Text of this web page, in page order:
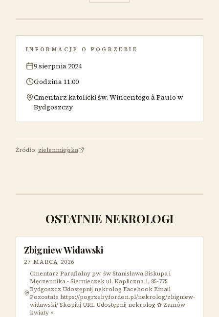
INFORMACJE O POGRZEBIE
9 sierpnia 2024
Godzina 11:00
Cmentarz katolicki św. Wincentego à Paulo w
Bydgoszczy
Źródło: zielenmiejska
OSTATNIE NEKROLOGI
Zbigniew Widawski
27 MARCA 2026
Cmentarz Parafialny pw. św Stanisława Biskupa i
Męczennika - Siernieczek ul. Kapliczna 1, 85-775
Bydgoszcz Udostępnij nekrolog Facebook Email
Pozostałe https://pogrzebyfordon.pl/nekrolog/zbigniew-
widawski/ Skopiuj URL Udostępnij nekrolog ✿ Zamów
kwiaty ×